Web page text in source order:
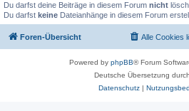
Du darfst deine Beiträge in diesem Forum nicht
Du darfst keine Dateianhänge in diesem Forum
Foren-Übersicht Alle Cookies
Powered by phpBB® Forum
Deutsche Übersetzung durch
Datenschutz|